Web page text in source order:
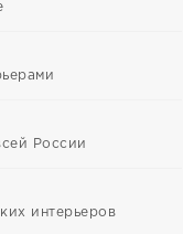
России
интерьеров